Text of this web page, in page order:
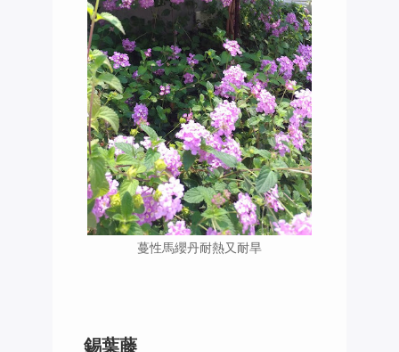
蔓性馬纓丹耐熱又耐旱
錫葉藤